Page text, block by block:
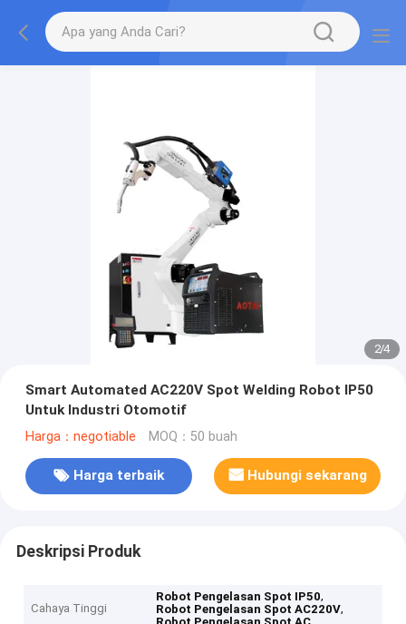
2/4
Smart Automated AC220V Spot Welding Robot IP50
Untuk Industri Otomotif
Harga：negotiable MOQ：50 buah
Harga terbaik Hubungi sekarang
Deskripsi Produk
Cahaya Tinggi
Robot Pengelasan Spot IP50,
Robot Pengelasan Spot AC220V,